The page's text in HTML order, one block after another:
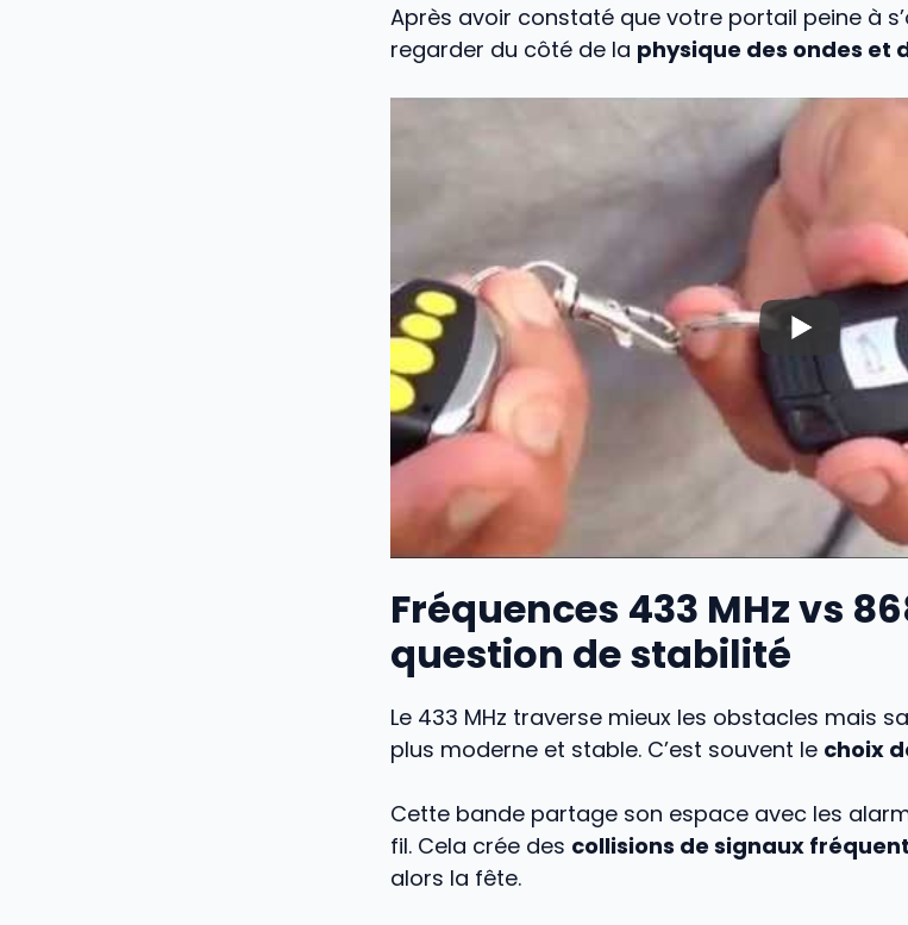
Après avoir constaté que votre portail peine à
regarder du côté de la physique des ondes et
Fréquences 433 MHz vs
question de stabilité
Le 433 MHz traverse mieux les obstacles mais
plus moderne et stable. C’est souvent le choix
Cette bande partage son espace avec les
fil. Cela crée des collisions de signaux
alors la fête.